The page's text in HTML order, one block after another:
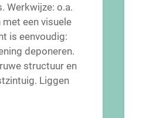
Werkwijze: o.a.
een visuele
is eenvoudig:
deponeren.
structuur en
Liggen